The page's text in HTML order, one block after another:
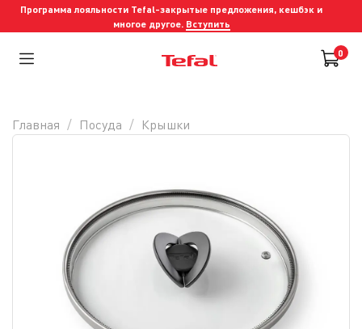
Программа лояльности Tefal-закрытые предложения, кешбэк и
многое другое. Вступить
0
Главная Посуда Крышки